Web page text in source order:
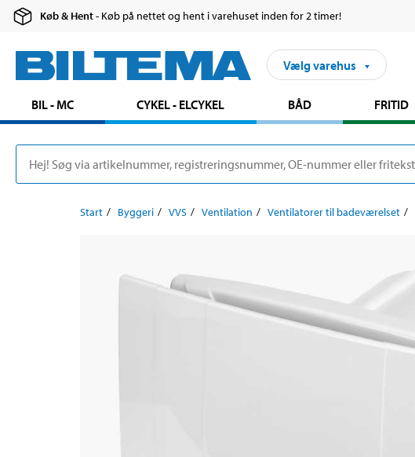
Køb & Hent- Køb på nettet og hent i varehuset inden for 2 timer!
Vælg varehus
BIL - MC CYKEL - ELCYKEL BÅD FRITID
Start Byggeri VVS Ventilation Ventilatorer til badeværelset